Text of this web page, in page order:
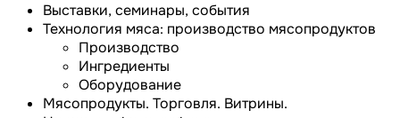
Выставки, семинары, события
Технология мяса: производство мясопродуктов
Производство
Ингредиенты
Оборудование
Мясопродукты. Торговля. Витрины.